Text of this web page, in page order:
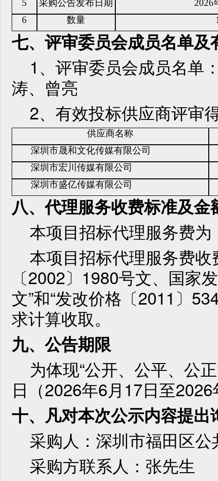
5 采购公告发布日期
2026
6
数量
七、评审委员会成员名单及
1、评审委员会成员名单
涛、曾亮
2、有效投标供应商评审
供应商名称
深圳市晟和文化传媒有限公司
深圳市宏川传媒有限公司
深圳市盛亿传媒有限公司
八、代理服务收费标准及金
本项目招标代理服务费
本项目招标代理服务费
〔2002〕1980号文、国家
文”和“发改价格〔2011〕
求计算收取。
九、公告期限
为体现“公开、公平、公
日（2026年6月17日至
十、凡对本次公示内容提
采购人：深圳市福田区
采购方联系人：张先生